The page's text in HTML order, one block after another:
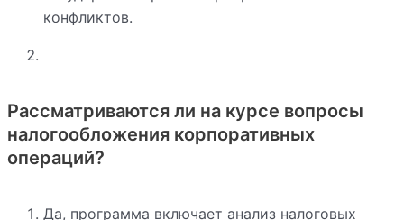
конфликтов.
Рассматриваются ли на курсе вопросы
налогообложения корпоративных
операций?
Да, программа включает анализ налоговых